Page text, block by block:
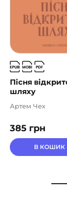
Пісня
шляху
385 грн
Артем Чех
В КОШИК